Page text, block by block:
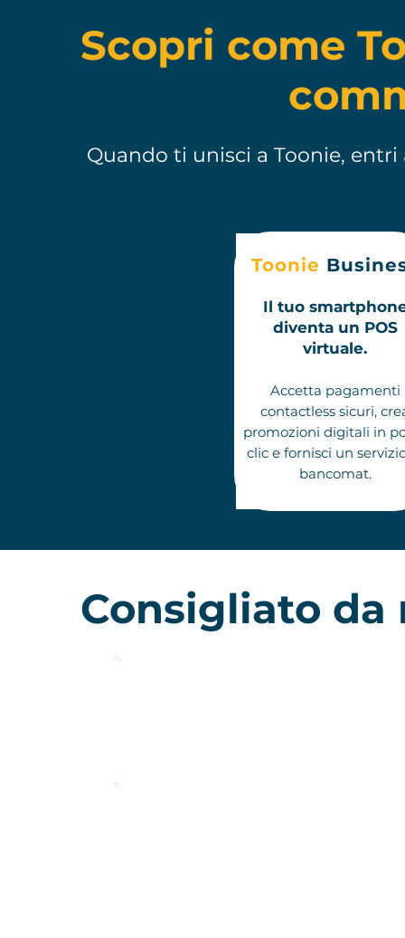
Consigliato
Scopri come
Quando ti unisci a Toonie,
Toonie
Il tuo
diventa un POS
virtuale.
Accetta pagamenti
contactless sicuri,
promozioni digitali in
clic e fornisci un
bancomat.